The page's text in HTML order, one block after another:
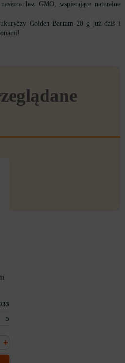
bez GMO, wspierające naturalne
Golden Bantam 20 g już dziś i
5
+